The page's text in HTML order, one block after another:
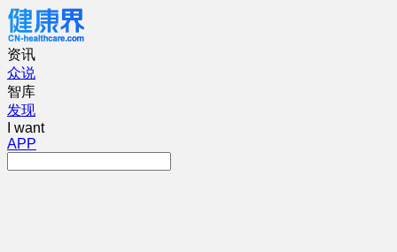
资讯
众说
智库
发现
I want
APP